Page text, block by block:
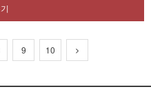
9 10